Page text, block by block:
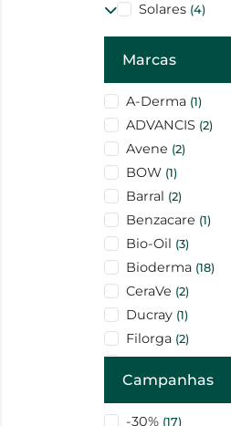
Solares (4)
Marcas
A-Derma (1)
ADVANCIS (2)
Avene (2)
BOW (1)
Barral (2)
Benzacare (1)
Bio-Oil (3)
Bioderma (18)
CeraVe (2)
Ducray (1)
Filorga (2)
Isdin
La Roche Posay
Campanhas
-30% (17)